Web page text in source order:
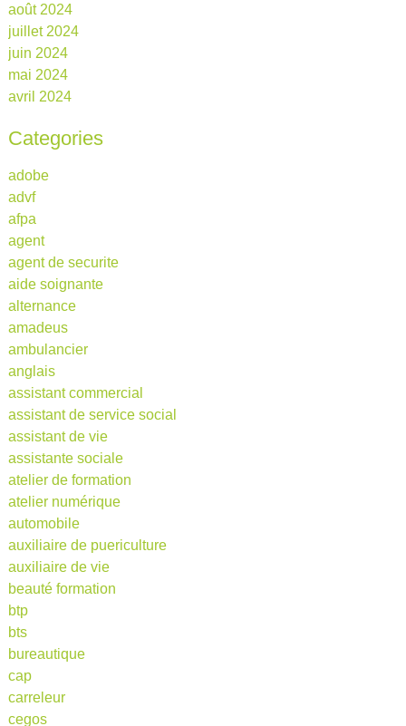
août 2024
juillet 2024
juin 2024
mai 2024
avril 2024
Categories
adobe
advf
afpa
agent
agent de securite
aide soignante
alternance
amadeus
ambulancier
anglais
assistant commercial
assistant de service social
assistant de vie
assistante sociale
atelier de formation
atelier numérique
automobile
auxiliaire de puericulture
auxiliaire de vie
beauté formation
btp
bts
bureautique
cap
carreleur
cegos